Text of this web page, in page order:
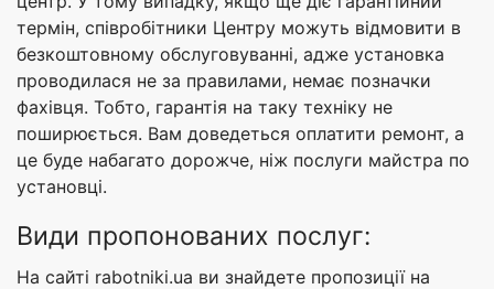
термін, співробітники Центру можуть відмовити в
безкоштовному обслуговуванні, адже установка
проводилася не за правилами, немає позначки
фахівця. Тобто, гарантія на таку техніку не
поширюється. Вам доведеться оплатити ремонт, а
це буде набагато дорожче, ніж послуги майстра по
установці.
Види пропонованих послуг:
На сайті rabotniki.ua ви знайдете пропозиції на